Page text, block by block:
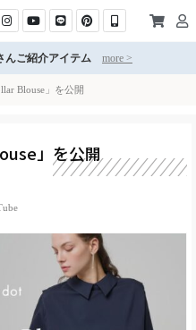
んご紹介アイテム more >
Blouse」を公開
」を公開